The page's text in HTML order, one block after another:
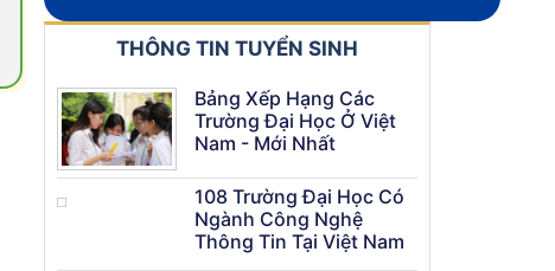
THÔNG TIN TUYỂN SINH
Bảng Xếp Hạng Các
Trường Đại Học Ở Việt
Nam - Mới Nhất
108 Trường Đại Học Có
Ngành Công Nghệ
Thông Tin Tại Việt Nam